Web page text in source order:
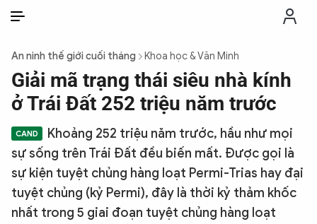
THỜI SỰ
CÔNG AN TRONG LÒNG DÂN
XÃ HỘI
An ninh thế giới cuối tháng Khoa học & Văn Minh
Giải mã trạng thái siêu nhà kính
ở Trái Đất 252 triệu năm trước
Khoảng 252 triệu năm trước, hầu như mọi
sự sống trên Trái Đất đều biến mất. Được gọi là
sự kiện tuyệt chủng hàng loạt Permi-Trias hay đại
tuyệt chủng (kỷ Permi), đây là thời kỷ thảm khốc
nhất trong 5 giai đoạn tuyệt chủng hàng loạt